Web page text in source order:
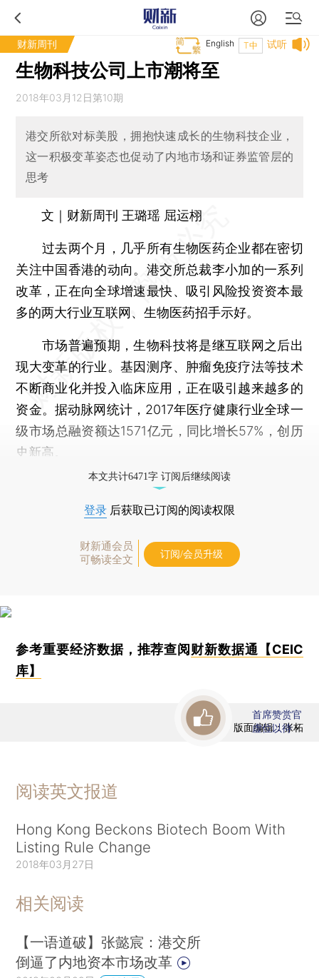
财新周刊 试听
T中
English
生物科技公司上市潮将至
2018年03月12日第10期
港交所欲对标美股，拥抱快速成长的生物科技企业，
这一积极变革姿态也促动了内地市场和证券监管层的
思考
文｜财新周刊 王璐瑶 屈运栩
过去两个月，几乎所有生物医药企业都在密切
关注中国香港的动向。港交所总裁李小加的一系列
改革，正在向全球增速最快、吸引风险投资资本最
多的两大行业互联网、生物医药招手示好。
市场普遍预期，生物科技将是继互联网之后出
现大变革的行业。基因测序、肿瘤免疫疗法等技术
不断商业化并投入临床应用，正在吸引越来越多的
资金。据动脉网统计，2017年医疗健康行业全球一
级市场总融资额达1571亿元，同比增长57%，创历
史新高。
本文共计6471字 订阅后继续阅读
登录 后获取已订阅的阅读权限
财新通会员
可畅读全文
订阅/会员升级
参考重要经济数据，推荐查阅 财新数据通【CEIC
库】
版面编辑：张柘
首席赞赏官
虚位以待
阅读英文报道
Hong Kong Beckons Biotech Boom With
Listing Rule Change
2018年03月27日
相关阅读
【一语道破】张懿宸：港交所
倒逼了内地资本市场改革